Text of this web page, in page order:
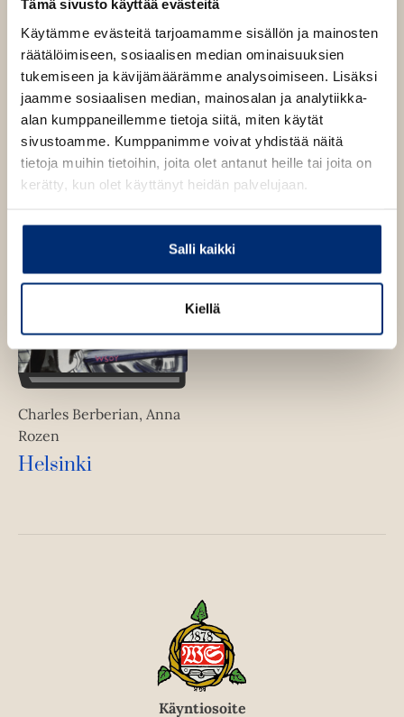
Tämä sivusto käyttää evästeitä
Käytämme evästeitä tarjoamamme sisällön ja mainosten
räätälöimiseen, sosiaalisen median ominaisuuksien
tukemiseen ja kävijämäärämme analysoimiseen. Lisäksi
jaamme sosiaalisen median, mainosalan ja analytiikka-
alan kumppaneillemme tietoja siitä, miten käytät
sivustoamme. Kumppanimme voivat yhdistää näitä
tietoja muihin tietoihin, joita olet antanut heille tai joita on
kerätty, kun olet käyttänyt heidän palvelujaan.
Salli kaikki
Kiellä
Teokset
Charles Berberian, Anna
Rozen
Helsinki
Käyntiosoite